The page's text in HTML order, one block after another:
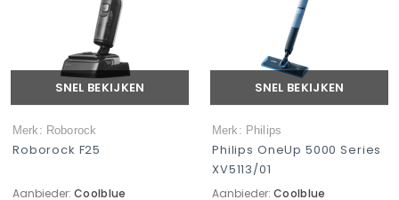
SNEL BEKIJKEN
Merk: Roborock
Roborock F25
Aanbieder: Coolblue
SNEL BEKIJKEN
Merk: Philips
Philips OneUp 5000 Series
XV5113/01
Aanbieder: Coolblue